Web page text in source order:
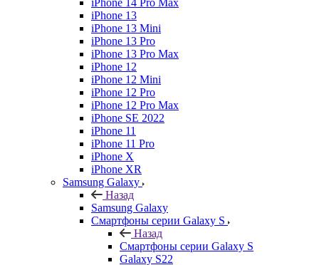
iPhone 14 Pro Max
iPhone 13
iPhone 13 Mini
iPhone 13 Pro
iPhone 13 Pro Max
iPhone 12
iPhone 12 Mini
iPhone 12 Pro
iPhone 12 Pro Max
iPhone SE 2022
iPhone 11
iPhone 11 Pro
iPhone X
iPhone XR
Samsung Galaxy
Назад
Samsung Galaxy
Смартфоны серии Galaxy S
Назад
Смартфоны серии Galaxy S
Galaxy S22